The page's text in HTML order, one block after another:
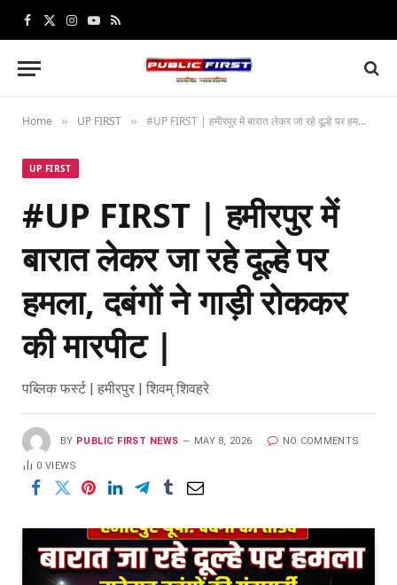
Facebook
X
Instagram
YouTube
RSS
Home » UP FIRST » #UP FIRST | हमीरपुर में बारात लेकर जा रहे दूल्हे पर हमला, दबंगों ने गाड़ी रोककर की मारपीट |
UP FIRST
#UP FIRST | हमीरपुर में
बारात लेकर जा रहे दूल्हे पर
हमला, दबंगों ने गाड़ी रोककर
की मारपीट |
पब्लिक फर्स्ट | हमीरपुर | शिवम् शिवहरे
BY PUBLIC FIRST NEWS MAY 8, 2026 NO COMMENTS
0VIEWS